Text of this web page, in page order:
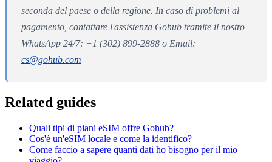
seconda del paese o della regione. In caso di problemi al
pagamento, contattare l'assistenza Gohub tramite il nostro
WhatsApp 24/7: +1 (302) 899-2888 o Email:
cs@gohub.com
Related guides
Quali tipi di piani eSIM offre Gohub?
Cos'è un'eSIM locale e come la identifico?
Come faccio a sapere quanti dati ho bisogno per il mio